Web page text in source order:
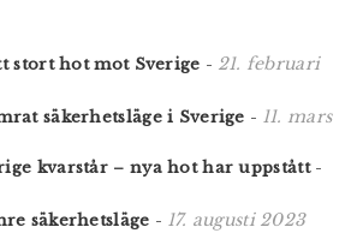
stort hot mot Sverige - 21. februari
säkerhetsläge i Sverige - 11. mars
kvarstår – nya hot har uppstått-
säkerhetsläge - 17. augusti 2023